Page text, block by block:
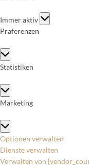
Funktional
Immer aktiv
Präferenzen
Präferenzen
Statistiken
Statistiken
Marketing
Marketing
Optionen verwalten
Dienste verwalten
Verwalten von